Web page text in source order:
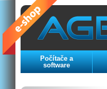
Počítače a
software